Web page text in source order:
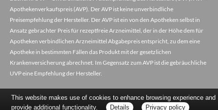
Apothekenverkaufspreis (AVP). Der AVP ist keine unverbindliche
Preisempfehlung der Hersteller. Der AVP ist ein von den Apotheken selbst in
Ansatz gebrachter Preis für rezeptfreie Arzneimittel, der in der Höhe dem für
Apotheken verbindlichen Arzneimittel Abgabepreis entspricht, zu dem eine
Apotheke in bestimmten Fällen das Produkt mit der gesetzlichen
Krankenversicherung abrechnet. Im Gegensatz zum AVP ist die gebräuchliche
UVP eine Empfehlung der Hersteller.
This website makes use of cookies to enhance browsing experience and
provide additional functionality.
Details Privacy policy